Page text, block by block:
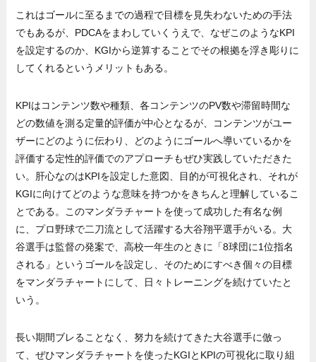
これはゴールに至るまでの過程で目標を見失わないための手法
でもあるが、PDCAをまわしていくうえで、なぜこのようなKPI
を設定するのか、KGIから逆算することでその根拠を浮き彫りに
してくれるというメリットもある。
KPIはコンテンツ数や種類、各コンテンツのPV数や滞留時間な
どの数値を測る定量的評価が中心となるが、コンテンツがユー
ザーにどのように伝わり、どのようにゴールへ導いているかを
評価する定性的評価でのアプローチもぜひ実践していただきた
い。肝心なのはKPIを設定した意図、目的が可視化され、それが
KGIに向けてどのような意味を持つかをきちんと理解しているこ
とである。このマンダラチャートを使って成功した有名な例
に、プロ野球で二刀流として活躍する大谷翔平選手がいる。大
谷選手は監督の発案で、高校一年生のときに「8球団に1位指名
される」というゴールを設定し、そのためにすべき個々の目標
をマンダラチャートにして、日々トレーニングを続けていたと
いう。
長い期間ブレることなく、努力を続けてきた大谷選手に倣っ
て、ぜひマンダラチャートを使ったKGIとKPIの可視化に取り組